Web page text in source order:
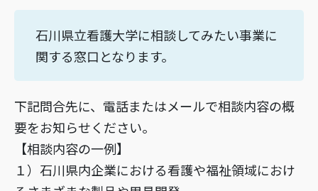
石川県立看護大学に相談してみたい事業に
関する窓口となります。
下記問合先に、電話またはメールで相談内容の概
要をお知らせください。
【相談内容の一例】
１）石川県内企業における看護や福祉領域におけ